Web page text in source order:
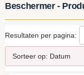
Beschermer -
Resultaten per pagina: